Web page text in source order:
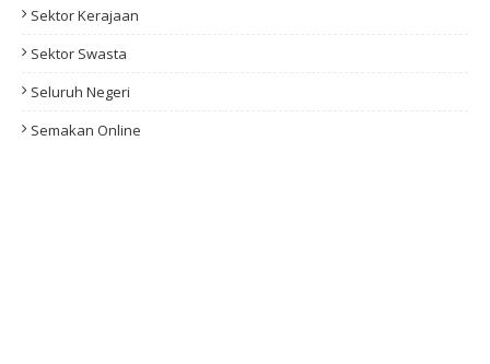
Sektor Kerajaan
Sektor Swasta
Seluruh Negeri
Semakan Online